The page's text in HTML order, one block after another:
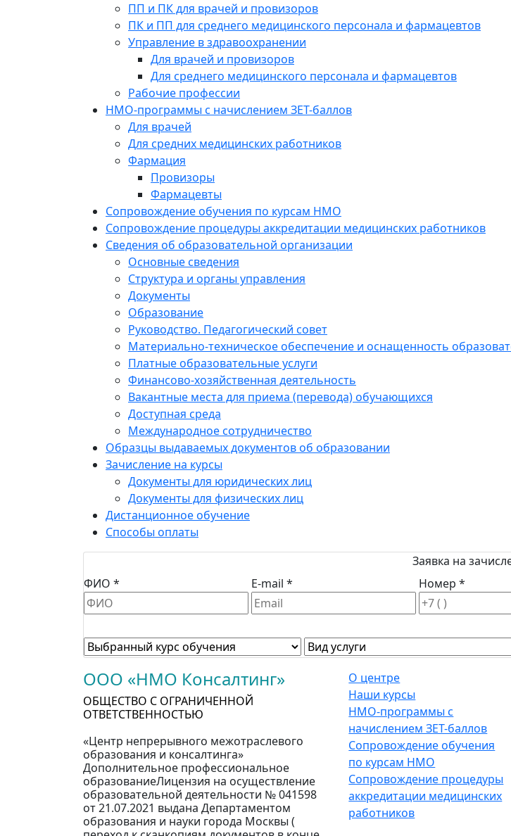
ПП и ПК для врачей и провизоров
ПК и ПП для среднего медицинского персонала и фармацевтов
Управление в здравоохранении
Для врачей и провизоров
Для среднего медицинского персонала и фармацевтов
Рабочие профессии
НМО-программы с начислением ЗЕТ-баллов
Для врачей
Для средних медицинских работников
Фармация
Провизоры
Фармацевты
Сопровождение обучения по курсам НМО
Сопровождение процедуры аккредитации медицинских работников
Сведения об образовательной организации
Основные сведения
Структура и органы управления
Документы
Образование
Руководство. Педагогический совет
Материально-техническое обеспечение и оснащенность
Платные образовательные услуги
Финансово-хозяйственная деятельность
Вакантные места для приема (перевода) обучающихся
Доступная среда
Международное сотрудничество
Образцы выдаваемых документов об образовании
Зачисление на курсы
Документы для юридических лиц
Документы для физических лиц
Дистанционное обучение
Способы оплаты
Заявка на
ФИО *
E-mail * Номер *
ООО «НМО Консалтинг»
ОБЩЕСТВО С ОГРАНИЧЕННОЙ
ОТВЕТСТВЕННОСТЬЮ
«Центр непрерывного межотраслевого
образования и консалтинга»
Дополнительное профессиональное
образованиеЛицензия на осуществление
образовательной деятельности № 041598
от 21.07.2021 выдана Департаментом
образования и науки города Москвы (
О центре
Наши курсы
НМО-программы с
начислением ЗЕТ-баллов
Сопровождение обучения
по курсам НМО
Сопровождение процедуры
аккредитации медицинских
работников